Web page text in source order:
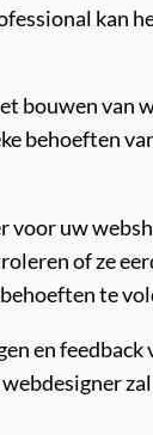
kan
bouwen van
behoeften
uw
of ze
te
en